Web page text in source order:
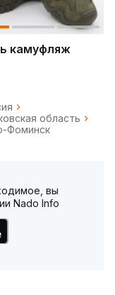
камуфляж
область
Фоминск
вы
Nado Info